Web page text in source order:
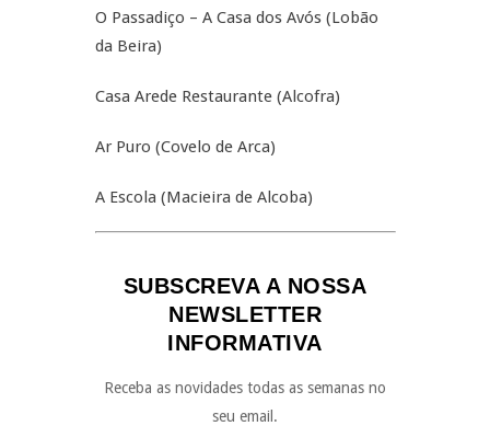
O Passadiço – A Casa dos Avós (Lobão
da Beira)
Casa Arede Restaurante (Alcofra)
Ar Puro (Covelo de Arca)
A Escola (Macieira de Alcoba)
SUBSCREVA A NOSSA
NEWSLETTER
INFORMATIVA
Receba as novidades todas as semanas no
seu email.